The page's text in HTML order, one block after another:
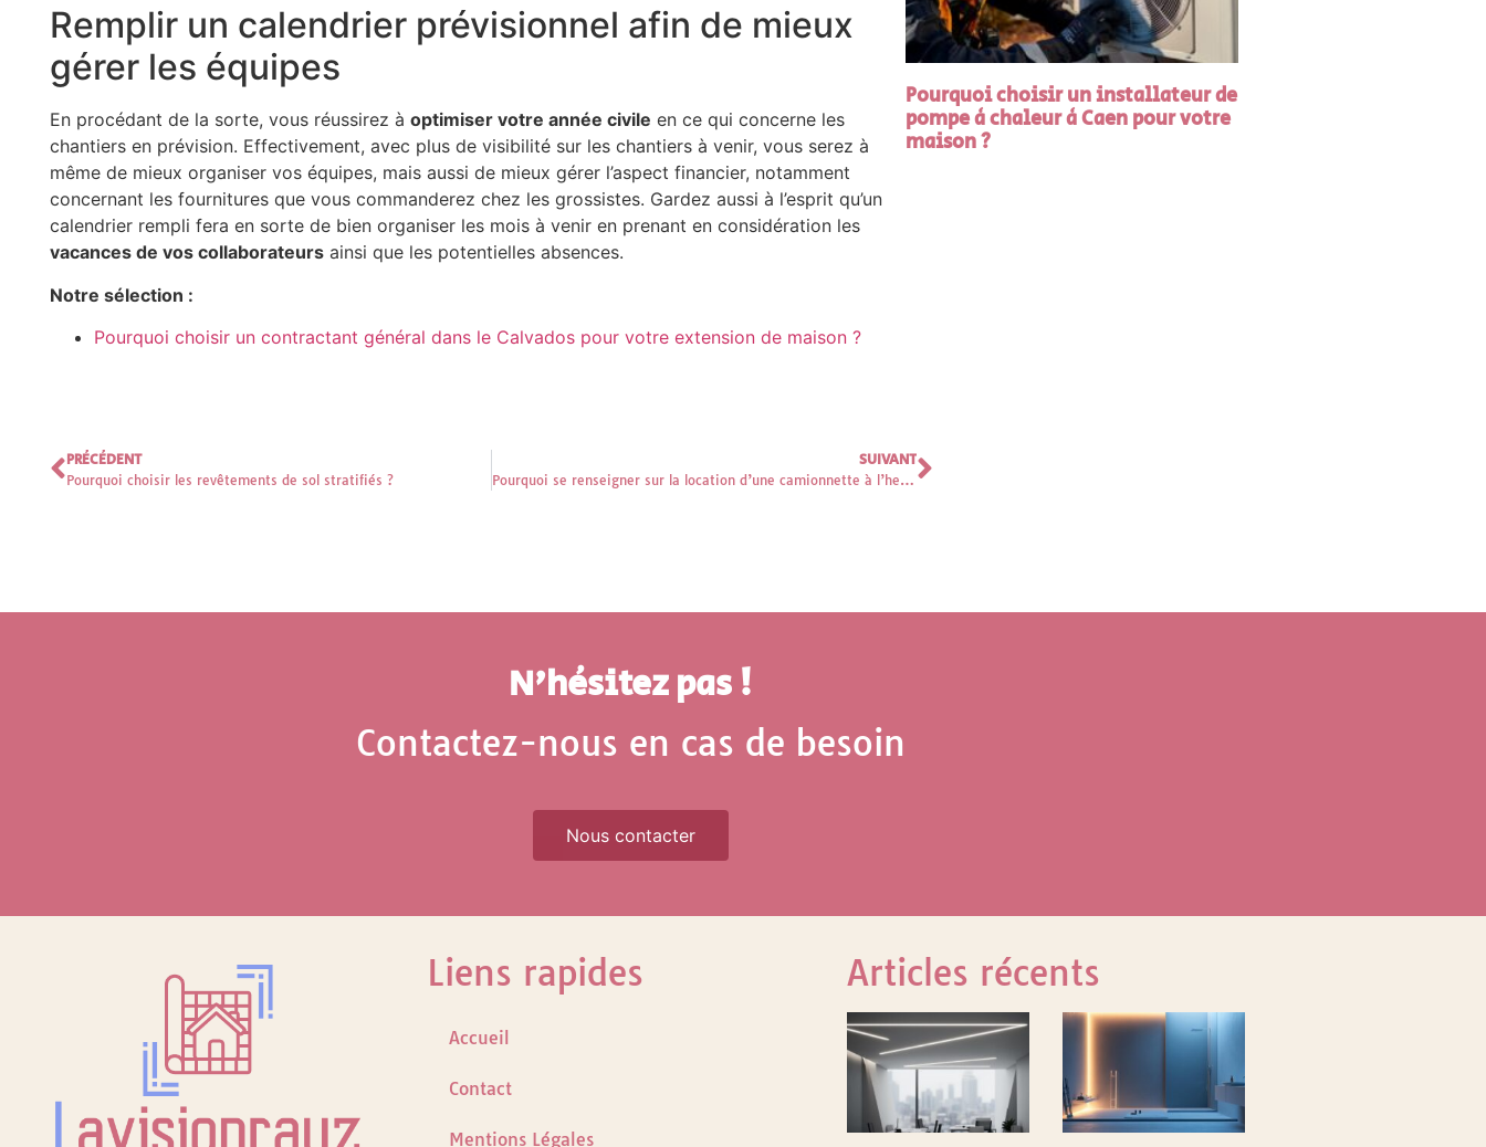
Remplir un calendrier prévisionnel afin de mieux
gérer les équipes
En procédant de la sorte, vous réussirez à optimiser votre année civile en ce qui concerne les
chantiers en prévision. Effectivement, avec plus de visibilité sur les chantiers à venir, vous serez à
même de mieux organiser vos équipes, mais aussi de mieux gérer l’aspect financier, notamment
concernant les fournitures que vous commanderez chez les grossistes. Gardez aussi à l’esprit qu’un
calendrier rempli fera en sorte de bien organiser les mois à venir en prenant en considération les
vacances de vos collaborateurs ainsi que les potentielles absences.
Notre sélection :
Pourquoi choisir un contractant général dans le Calvados pour votre extension de maison ?
PRÉCÉDENT
Pourquoi choisir les revêtements de sol stratifiés ?
SUIVANT
Pourquoi se renseigner sur la location d’une camionnette à l’heure peut simplifier vos transports volumineux
Pourquoi choisir un installateur de
pompe à chaleur à Caen pour votre
maison ?
N'hésitez pas !
Contactez-nous en cas de besoin
Nous contacter
Liens rapides
Accueil
Contact
Mentions Légales
Articles récents